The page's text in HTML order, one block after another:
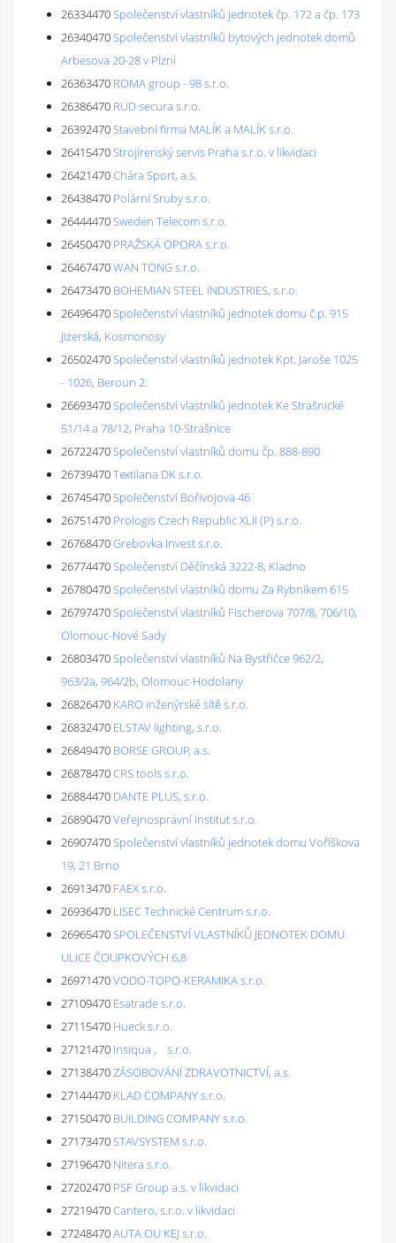
26334470Společenství vlastníků jednotek čp. 172 a čp. 173
26340470Společenství vlastníků bytových jednotek domů
Arbesova 20-28 v Plzni
26363470 ROMA group - 98 s.r.o.
26386470 RUD secura s.r.o.
26392470Stavební firma MALÍK a MALÍK s.r.o.
26415470Strojírenský servis Praha s.r.o. v likvidaci
26421470Chára Sport, a.s.
26438470 Polární Sruby s.r.o.
26444470Sweden Telecom s.r.o.
26450470 PRAŽSKÁ OPORA s.r.o.
26467470WAN TONG s.r.o.
26473470 BOHEMIAN STEEL INDUSTRIES, s.r.o.
26496470Společenství vlastníků jednotek domu č.p. 915
Jizerská, Kosmonosy
26502470Společenství vlastníků jednotek Kpt. Jaroše 1025
- 1026, Beroun 2.
26693470Společenství vlastníků jednotek Ke Strašnické
51/14 a 78/12, Praha 10-Strašnice
26722470Společenství vlastníků domu čp. 888-890
26739470Textilana DK s.r.o.
26745470Společenství Bořivojova 46
26751470 Prologis Czech Republic XLII (P) s.r.o.
26768470Grebovka Invest s.r.o.
26774470Společenství Děčínská 3222-8, Kladno
26780470Společenství vlastníků domu Za Rybníkem 615
26797470Společenství vlastníků Fischerova 707/8, 706/10,
Olomouc-Nové Sady
26803470Společenství vlastníků Na Bystřičce 962/2,
963/2a, 964/2b, Olomouc-Hodolany
26826470 KARO inženýrské sítě s.r.o.
26832470 ELSTAV lighting, s.r.o.
26849470 BORSE GROUP, a.s.
26878470CRS tools s.r.o.
26884470 DANTE PLUS, s.r.o.
26890470Veřejnosprávní institut s.r.o.
26907470Společenství vlastníků jednotek domu Voříškova
19, 21 Brno
26913470 FAEX s.r.o.
26936470 LISEC Technické Centrum s.r.o.
26965470SPOLEČENSTVÍ VLASTNÍKŮ JEDNOTEK DOMU
ULICE ČOUPKOVÝCH 6,8
26971470VODO-TOPO-KERAMIKA s.r.o.
27109470 Esatrade s.r.o.
27115470 Hueck s.r.o.
27121470 Insiqua , s.r.o.
27138470ZÁSOBOVÁNÍ ZDRAVOTNICTVÍ, a.s.
27144470 KLAD COMPANY s.r.o.
27150470 BUILDING COMPANY s.r.o.
27173470STAVSYSTEM s.r.o.
27196470 Nitera s.r.o.
27202470 PSF Group a.s. v likvidaci
27219470Cantero, s.r.o. v likvidaci
27248470AUTA OU KEJ s.r.o.